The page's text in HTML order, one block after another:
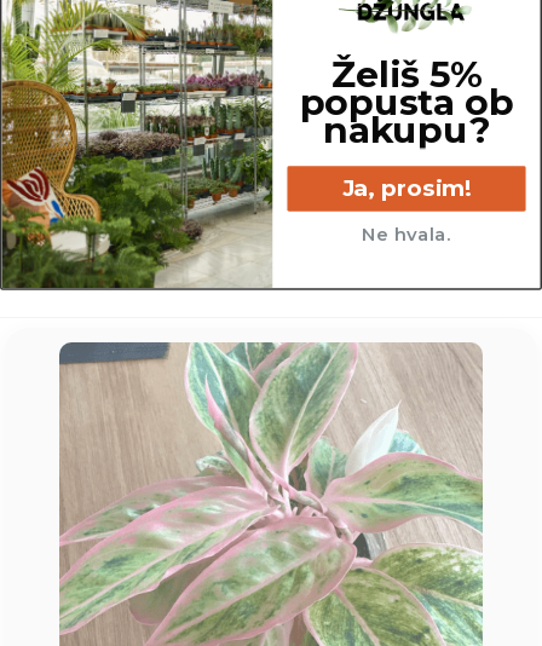
6 cm
Želiš 5%
popusta ob
nakupu?
Ja, prosim!
Ne hvala.